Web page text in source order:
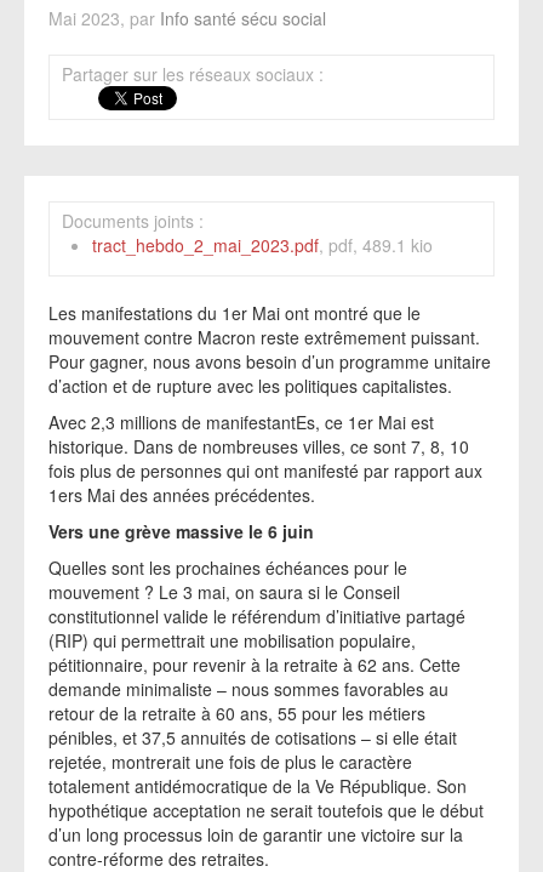
Mai 2023, par Info santé sécu social
Partager sur les réseaux sociaux :
Documents joints :
tract_hebdo_2_mai_2023.pdf, pdf, 489.1 kio
Les manifestations du 1er Mai ont montré que le
mouvement contre Macron reste extrêmement puissant.
Pour gagner, nous avons besoin d’un programme unitaire
d’action et de rupture avec les politiques capitalistes.
Avec 2,3 millions de manifestantEs, ce 1er Mai est
historique. Dans de nombreuses villes, ce sont 7, 8, 10
fois plus de personnes qui ont manifesté par rapport aux
1ers Mai des années précédentes.
Vers une grève massive le 6 juin
Quelles sont les prochaines échéances pour le
mouvement ? Le 3 mai, on saura si le Conseil
constitutionnel valide le référendum d’initiative partagé
(RIP) qui permettrait une mobilisation populaire,
pétitionnaire, pour revenir à la retraite à 62 ans. Cette
demande minimaliste – nous sommes favorables au
retour de la retraite à 60 ans, 55 pour les métiers
pénibles, et 37,5 annuités de cotisations – si elle était
rejetée, montrerait une fois de plus le caractère
totalement antidémocratique de la Ve République. Son
hypothétique acceptation ne serait toutefois que le début
d’un long processus loin de garantir une victoire sur la
contre-réforme des retraites.